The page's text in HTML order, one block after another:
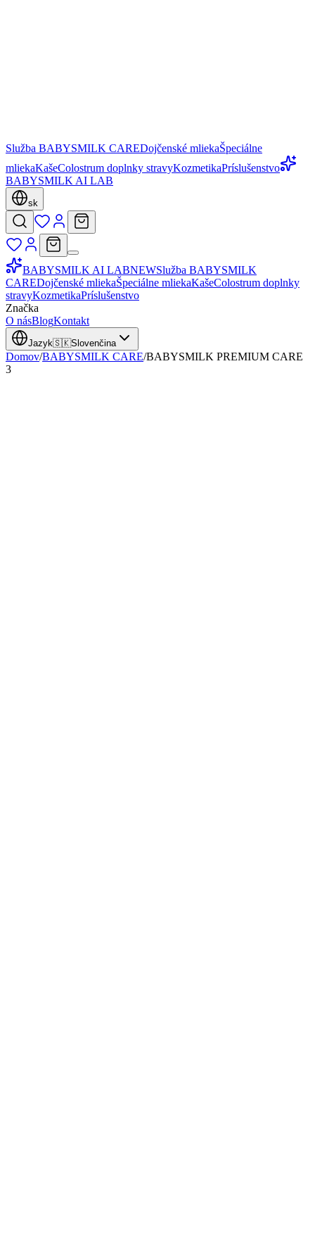
Služba BABYSMILK CAREDojčenské mliekaŠpeciálne
mliekaKašeColostrum doplnky stravyKozmetikaPríslušenstvo
BABYSMILK AI LAB
sk
BABYSMILK AI LABNEWSlužba BABYSMILK
CAREDojčenské mliekaŠpeciálne mliekaKašeColostrum doplnky
stravyKozmetikaPríslušenstvo
Značka
O násBlogKontakt
Jazyk🇸🇰Slovenčina
Domov/BABYSMILK CARE/BABYSMILK PREMIUM CARE
3